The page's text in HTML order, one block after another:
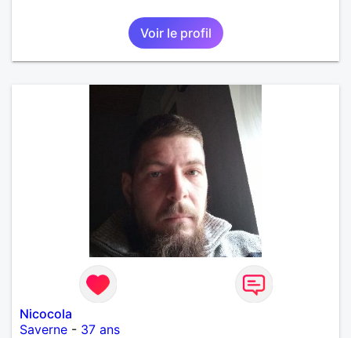
Voir le profil
Nicocola
Saverne - 37 ans